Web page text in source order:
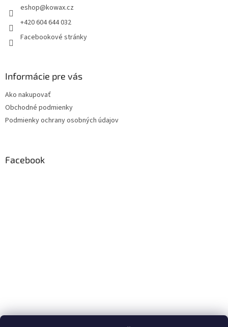
eshop@kowax.cz
+420 604 644 032
Facebookové stránky
Informácie pre vás
Ako nakupovať
Obchodné podmienky
Podmienky ochrany osobných údajov
Facebook